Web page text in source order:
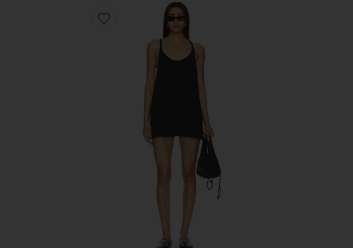
Favorite X FP Movement Hot Shot Mini In Black